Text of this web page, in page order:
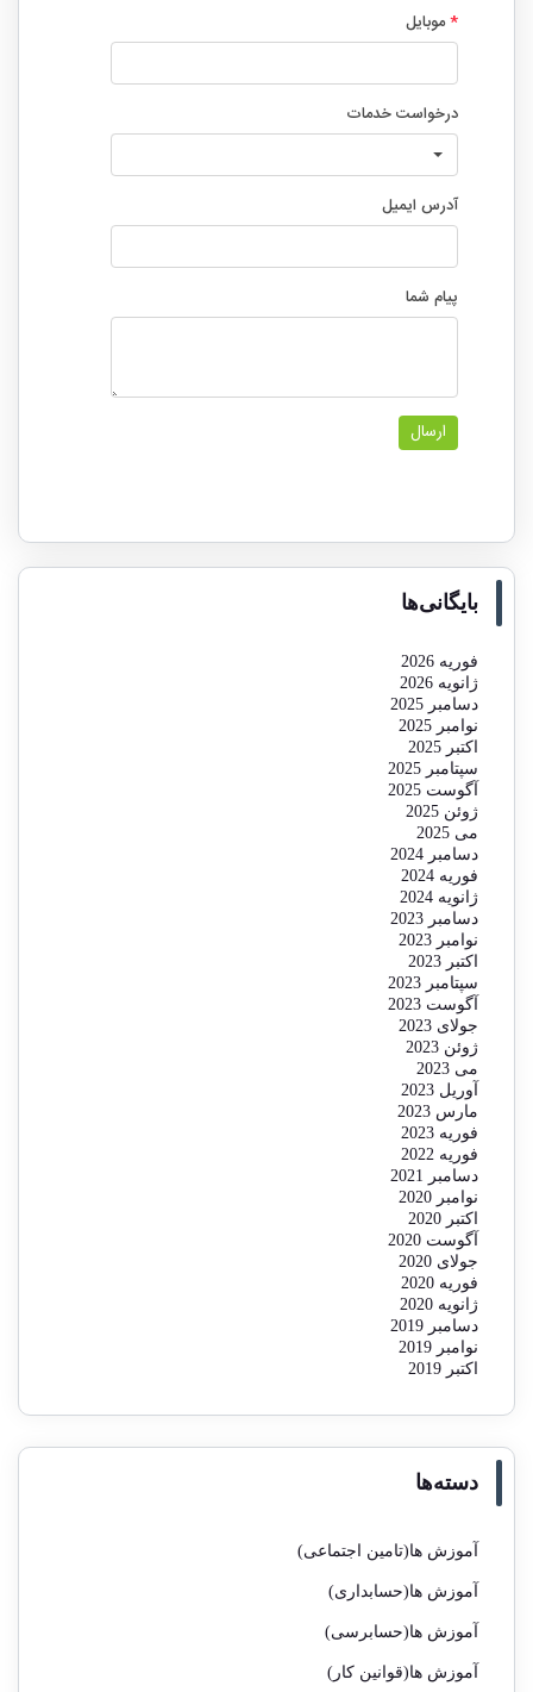
بایگانی‌ها
فوریه 2026
ژانویه 2026
دسامبر 2025
نوامبر 2025
اکتبر 2025
سپتامبر 2025
آگوست 2025
ژوئن 2025
می 2025
دسامبر 2024
فوریه 2024
ژانویه 2024
دسامبر 2023
نوامبر 2023
اکتبر 2023
سپتامبر 2023
آگوست 2023
جولای 2023
ژوئن 2023
می 2023
آوریل 2023
مارس 2023
فوریه 2023
فوریه 2022
دسامبر 2021
نوامبر 2020
اکتبر 2020
آگوست 2020
جولای 2020
فوریه 2020
ژانویه 2020
دسامبر 2019
نوامبر 2019
اکتبر 2019
دسته‌ها
آموزش ها(تامین اجتماعی)
آموزش ها(حسابداری)
آموزش ها(حسابرسی)
آموزش ها(قوانین کار)